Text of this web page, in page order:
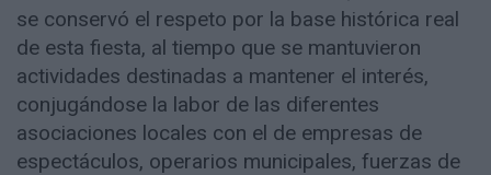
se conservó el respeto por la base histórica real
de esta fiesta, al tiempo que se mantuvieron
actividades destinadas a mantener el interés,
conjugándose la labor de las diferentes
asociaciones locales con el de empresas de
espectáculos, operarios municipales, fuerzas de